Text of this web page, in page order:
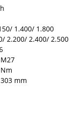
1.400/ 1.800
2.200/ 2.400/ 2.500
mm